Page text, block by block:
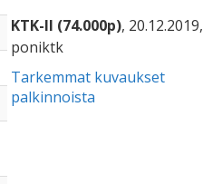
KTK-II (74.000p), 20.12.2019,
poniktk
Tarkemmat kuvaukset
palkinnoista